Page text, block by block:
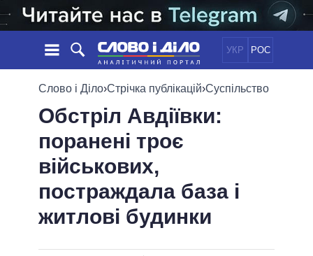
УКР РОС
НОВИНИ
СТРІЧКА
ПОДІЇ
СТАТТІ
ОГЛЯДИ
ДАЙДЖЕСТИ
ПОЛІТИКА
ЕКОНОМІКА
СВІТ
ОБIЦЯНКИ
ПОЛIТИКИ
ПРЕЗИДЕНТ І ОФІС
ВЕРХОВНА РАДА
ІНФОГРАФІКА
ВІДЕО
Слово і Діло›Стрічка публікацій›Суспільство
Обстріл Авдіївки:
поранені троє
військових,
постраждала база і
житлові будинки